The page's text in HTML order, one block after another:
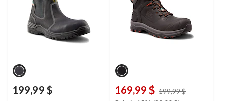
199,99 $ 169,99 $ 199,99 $